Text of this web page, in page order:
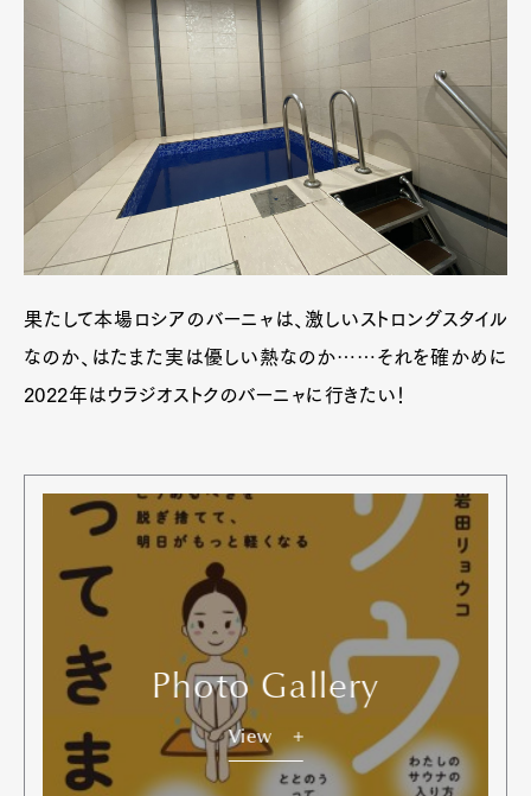
Art&DesignWatchFashion
Gourmet
Cars
Product CultureLifestyle
果たして本場ロシアのバーニャは、激しいストロングスタイル
なのか、はたまた実は優しい熱なのか……それを確かめに
2022年はウラジオストクのバーニャに行きたい！
Photo Gallery
View